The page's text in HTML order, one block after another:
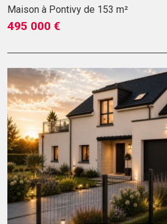
Maison à Pontivy de 153 m²
495 000 €